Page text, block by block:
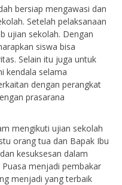
bersiap mengawasi dan
Setelah pelaksanaan
ujian sekolah. Dengan
siswa bisa
Selain itu juga untuk
kendala selama
dengan perangkat
prasarana
mengikuti ujian sekolah
orang tua dan Bapak Ibu
kesuksesan dalam
menjadi pembakar
menjadi yang terbaik